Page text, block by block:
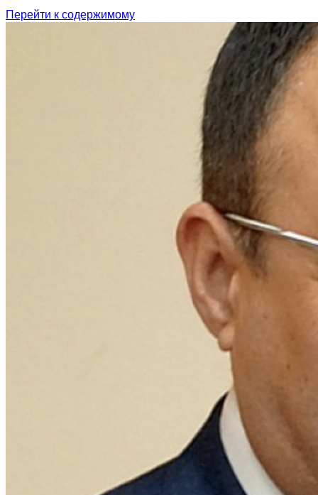
Перейти к содержимому